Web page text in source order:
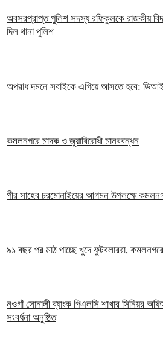
অবসরপ্রাপ্ত পুলিশ সদস্য রফিকুলকে রাজকীয়
দিল থানা পুলিশ
অপরাধ দমনে সবাইকে এগিয়ে আসতে হবে:
কমলনগরে মাদক ও জুয়াবিরোধী মানববন্ধন
পীর সাহেব চরমোনাইয়ের আগমন উপলক্ষে
৯১ বছর পর মাঠ পাচ্ছে খুদে ফুটবলাররা,
নওগাঁ সোনালী ব্যাংক পিএলসি শাখার সিনিয়র
সংবর্ধনা অনুষ্ঠিত